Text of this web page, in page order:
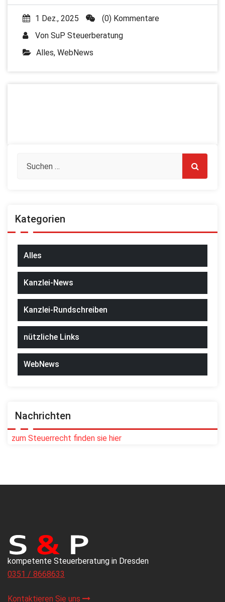
1 Dez., 2025
(0) Kommentare
Von SuP Steuerberatung
Alles, WebNews
Kategorien
Alles
Kanzlei-News
Kanzlei-Rundschreiben
nützliche Links
WebNews
Nachrichten
zum Steuerrecht finden sie hier
kompetente Steuerberatung in Dresden
0351 / 8668633
Kontaktieren Sie uns